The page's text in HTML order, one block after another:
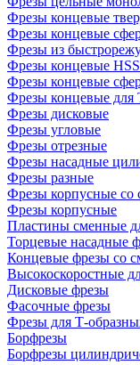
Фрезы концевые
Фрезы концевые
Фрезы из
Фрезы концевые
Фрезы концевые
Фрезы концевые для
Фрезы дисковые
Фрезы угловые
Фрезы отрезные
Фрезы насадные
Фрезы разные
Фрезы корпусные
Фрезы корпусные
Пластины сменные
Торцевые насадные
Концевые фрезы со
Высокоскоростные
Дисковые фрезы
Фасочные фрезы
Фрезы для Т-
Борфрезы
Борфрезы